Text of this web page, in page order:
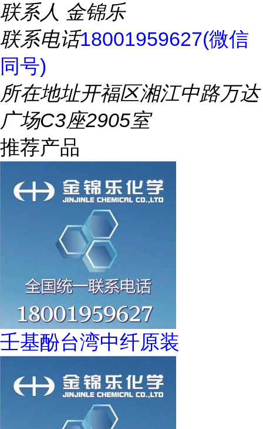
联系人 金锦乐
联系电话18001959627(微信
同号)
所在地址开福区湘江中路万达
广场C3座2905室
推荐产品
壬基酚台湾中纤原装